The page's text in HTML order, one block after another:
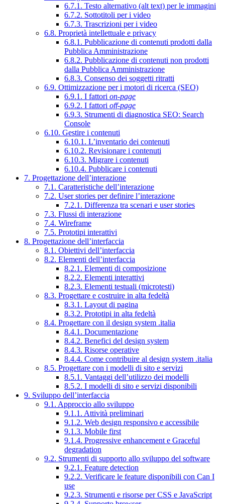
6.7.1. Testo alternativo (alt text) per le immagini
6.7.2. Sottotitoli per i video
6.7.3. Trascrizioni per i video
6.8. Proprietà intellettuale e privacy
6.8.1. Pubblicazione di contenuti prodotti dalla
Pubblica Amministrazione
6.8.2. Pubblicazione di contenuti non prodotti
dalla Pubblica Amministrazione
6.8.3. Consenso dei soggetti ritratti
6.9. Ottimizzazione per i motori di ricerca (SEO)
6.9.1. I fattori on-page
6.9.2. I fattori off-page
6.9.3. Strumenti di diagnostica SEO: Search
Console
6.10. Gestire i contenuti
6.10.1. L’inventario dei contenuti
6.10.2. Revisionare i contenuti
6.10.3. Migrare i contenuti
6.10.4. Pubblicare i contenuti
7. Progettazione dell’interazione
7.1. Caratteristiche dell’interazione
7.2. User stories per definire l’interazione
7.2.1. Differenza tra scenari e user stories
7.3. Flussi di interazione
7.4. Wireframe
7.5. Prototipi interattivi
8. Progettazione dell’interfaccia
8.1. Obiettivi dell’interfaccia
8.2. Elementi dell’interfaccia
8.2.1. Elementi di composizione
8.2.2. Elementi interattivi
8.2.3. Elementi testuali (microtesti)
8.3. Progettare e costruire in alta fedeltà
8.3.1. Layout di pagina
8.3.2. Prototipi in alta fedeltà
8.4. Progettare con il design system .italia
8.4.1. Documentazione
8.4.2. Benefici del design system
8.4.3. Risorse operative
8.4.4. Come contribuire al design system .italia
8.5. Progettare con i modelli di sito e servizi
8.5.1. Vantaggi dell’utilizzo dei modelli
8.5.2. I modelli di sito e servizi disponibili
9. Sviluppo dell’interfaccia
9.1. Approccio allo sviluppo
9.1.1. Attività preliminari
9.1.2. Web design responsivo e accessibile
9.1.3. Mobile first
9.1.4. Progressive enhancement e Graceful
degradation
9.2. Strumenti di supporto allo sviluppo del software
9.2.1. Feature detection
9.2.2. Verificare le feature disponibili con Can I
use
9.2.3. Strumenti e risorse per CSS e JavaScript